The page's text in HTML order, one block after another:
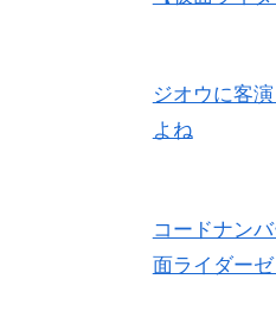
ジオウに客
よね
コードナン
面ライダーゼ